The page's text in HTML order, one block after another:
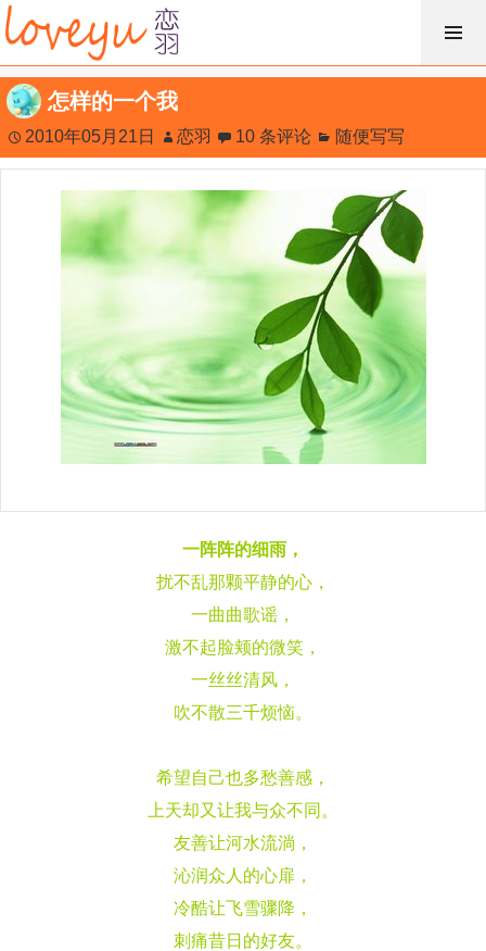
跳
过
内
容
怎样的一个我
2010年05月21日 恋羽 10 条评论 随便写写
一阵阵的细雨，
扰不乱那颗平静的心，
一曲曲歌谣，
激不起脸颊的微笑，
一丝丝清风，
吹不散三千烦恼。
希望自己也多愁善感 ，
上天却又让我与众不同。
友善让河水流淌，
沁润众人的心扉，
冷酷让飞雪骤降，
刺痛昔日的好友。